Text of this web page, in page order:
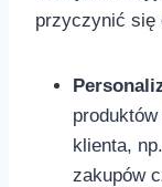
przyczynić się
klienta,
zakupów